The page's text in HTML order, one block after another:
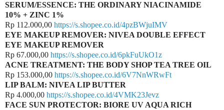
SERUM/ESSENCE: THE ORDINARY NIACINAMIDE
10% + ZINC 1%
Rp 112.000,00 https://s.shopee.co.id/4pzBWjuIMV
EYE MAKEUP REMOVER: NIVEA DOUBLE EFFECT
EYE MAKEUP REMOVER
Rp 67.000,00 https://s.shopee.co.id/6pkFuUkO1z
ACNE TREATMENT: THE BODY SHOP TEA TREE OIL
Rp 153.000,00 https://s.shopee.co.id/6V7NnWRwFt
LIP BALM: NIVEA LIP BUTTER
Rp 4.000,00 https://s.shopee.co.id/4VMK23Jevz
FACE SUN PROTECTOR: BIORE UV AQUA RICH